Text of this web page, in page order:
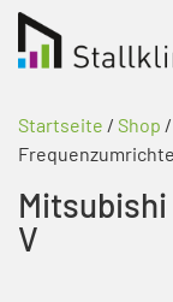
Startseite / Shop /
V